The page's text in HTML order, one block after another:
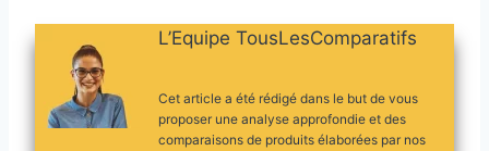
L’Equipe TousLesComparatifs
Cet article a été rédigé dans le but de vous
proposer une analyse approfondie et des
comparaisons de produits élaborées par nos